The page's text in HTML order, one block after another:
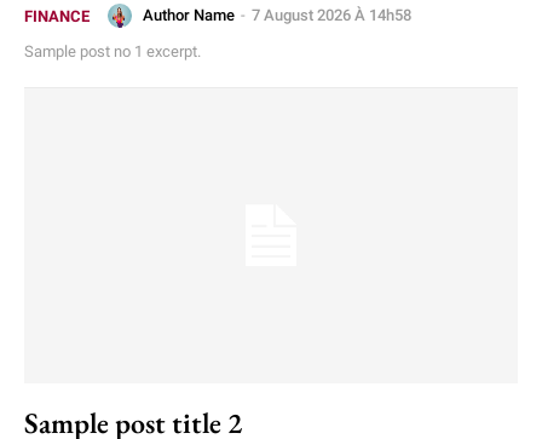
FINANCE Author Name - 7 August 2026 À 14h58
Sample post no 1 excerpt.
Sample post title 2